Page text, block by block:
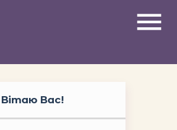
menu
Вітаю Вас!